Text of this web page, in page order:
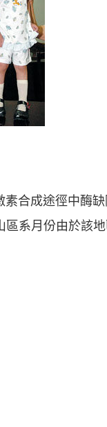
合成途徑中酶
區系月份由於該